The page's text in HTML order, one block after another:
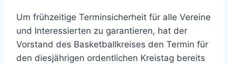
Um frühzeitige Terminsicherheit für alle Vereine
und Interessierten zu garantieren, hat der
Vorstand des Basketballkreises den Termin für
den diesjährigen ordentlichen Kreistag bereits